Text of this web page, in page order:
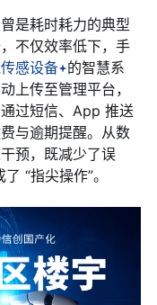
是耗时耗力的典型
不仅效率低下，手
感设备 的智慧系
上传至管理平台，
过短信、App 推送
与逾期提醒。从数
预，既减少了误
“指尖操作”。